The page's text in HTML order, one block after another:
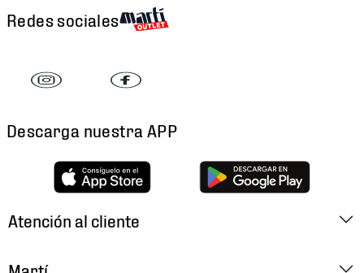
Redes sociales
Descarga nuestra APP
Atención al cliente